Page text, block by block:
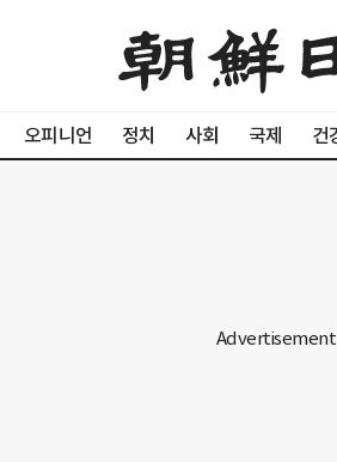
오피니언 정치 사회 국제 건